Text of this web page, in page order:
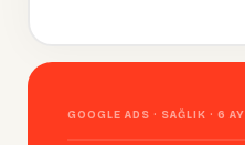
GOOGLE ADS · SAĞLIK · 6 AY